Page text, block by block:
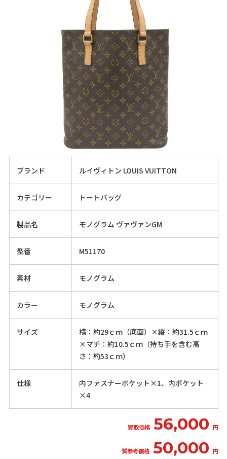
ブランド ルイヴィトン LOUIS VUITTON
カテゴリー トートバッグ
製品名 モノグラム ヴァヴァンGM
型番 M51170
素材 モノグラム
カラー モノグラム
サイズ
横：約29ｃｍ（底面）×縦：約31.5ｃｍ
×マチ：約10.5ｃｍ（持ち手を含む高
さ：約53ｃｍ）
仕様
内ファスナーポケット×1、内ポケット
×4
買取価格 56,000 円
質参考価格 50,000 円